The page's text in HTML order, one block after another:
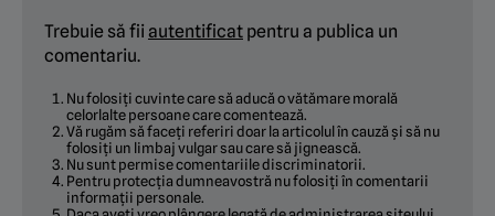
Trebuie să fii autentificat pentru a publica un
comentariu.
Nu folosiți cuvinte care să aducă o vătămare morală
celorlalte persoane care comentează.
Vă rugăm să faceți referiri doar la articolul în cauză și să nu
folosiți un limbaj vulgar sau care să jignească.
Nu sunt permise comentariile discriminatorii.
Pentru protecția dumneavostră nu folosiți în comentarii
informații personale.